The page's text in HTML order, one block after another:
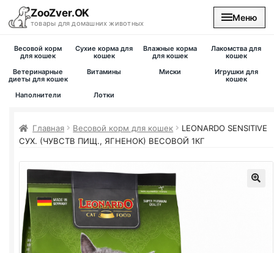
ZooZver.OK
товары для домашних животных
Меню
На главную
Весовой корм
для кошек
Сухие корма для
кошек
Влажные корма
для кошек
Лакомства для
кошек
Ветеринарные
диеты для кошек
Витамины Миски
Игрушки для
кошек
Наполнители
Лотки
Главная Весовой корм для кошек
LEONARDO SENSITIVE
СУХ. (ЧУВСТВ ПИЩ., ЯГНЕНОК) ВЕСОВОЙ 1КГ